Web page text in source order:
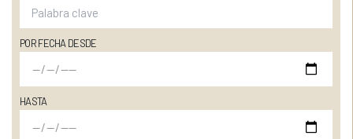
POR FECHA DESDE
HASTA